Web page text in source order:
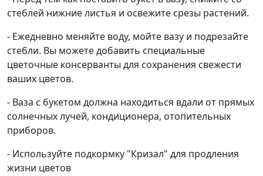
стеблей нижние листья и освежите срезы растений.
- Ежедневно меняйте воду, мойте вазу и подрезайте
стебли. Вы можете добавить специальные
цветочные консерванты для сохранения свежести
ваших цветов.
- Ваза с букетом должна находиться вдали от прямых
солнечных лучей, кондиционера, отопительных
приборов.
- Используйте подкормку "Кризал" для продления
жизни цветов